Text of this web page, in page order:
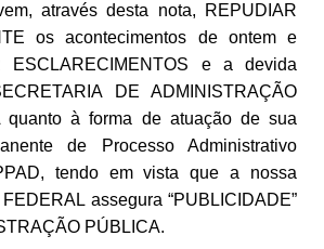
através desta nota, REPUDIAR
os acontecimentos de ontem e
ESCLARECIMENTOS e a devida
DE ADMINISTRAÇÃO
quanto à forma de atuação de sua
de Processo Administrativo
tendo em vista que a nossa
assegura “PUBLICIDADE”
PÚBLICA.